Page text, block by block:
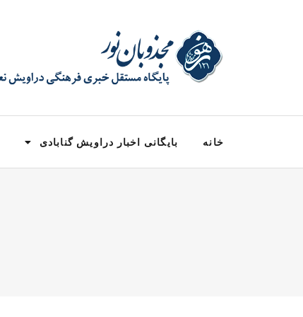
خانه بایگانی اخبار دراویش گنابادی